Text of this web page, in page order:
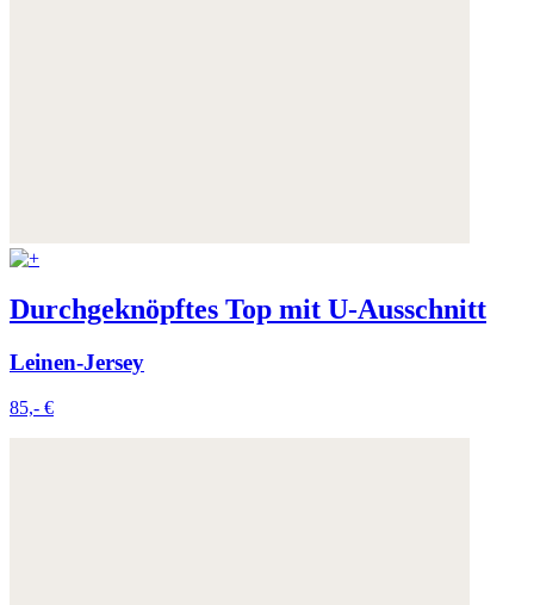
Durchgeknöpftes Top mit U-Ausschnitt
Leinen-Jersey
85,- €